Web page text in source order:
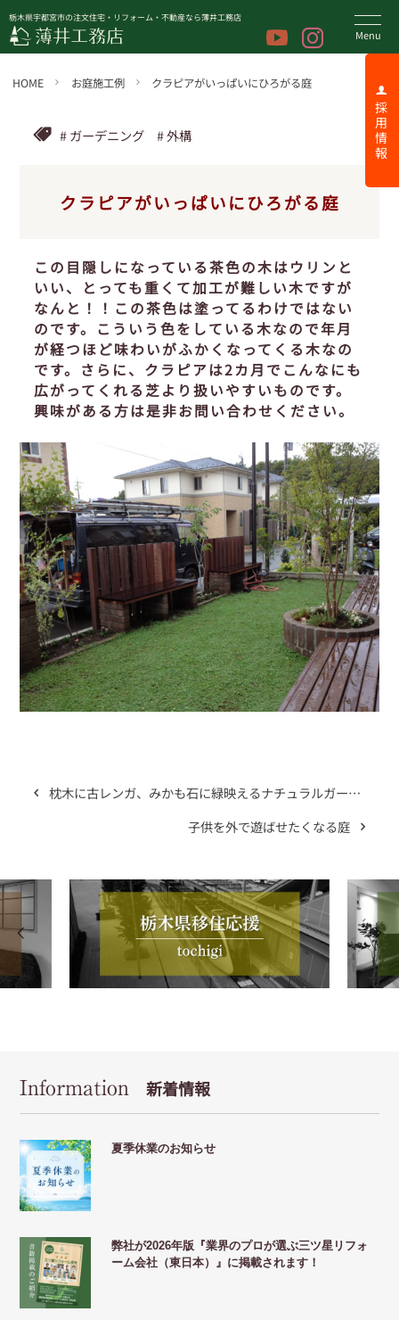
栃木県宇都宮市の注文住宅・リフォーム・不動産なら薄井工務店
採 用 情 報
HOME お庭施工例 クラピアがいっぱいにひろがる庭
ガーデニング 外構
クラピアがいっぱいにひろがる庭
この目隠しになっている茶色の木はウリンと
いい、とっても重くて加工が難しい木ですが
なんと！！この茶色は塗ってるわけではない
のです。こういう色をしている木なので年月
が経つほど味わいがふかくなってくる木なの
です。さらに、クラピアは2カ月でこんなにも
広がってくれる芝より扱いやすいものです。
興味がある方は是非お問い合わせください。
枕木に古レンガ、みかも石に緑映えるナチュラルガーデ
子供を外で遊ばせたくなる庭
Information 新着情報
夏季休業のお知らせ
弊社が2026年版『業界のプロが選ぶ三ツ星リフォ
ーム会社（東日本）』に掲載されます！